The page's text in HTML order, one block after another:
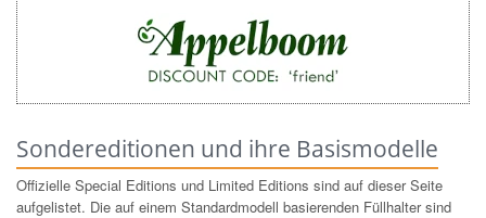
Sondereditionen und ihre Basismodelle
Offizielle Special Editions und Limited Editions sind auf dieser Seite
aufgelistet. Die auf einem Standardmodell basierenden Füllhalter sind